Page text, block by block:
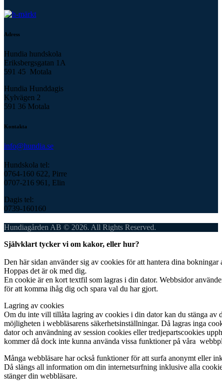
Adress
Hundia hundskola
Eriksbergsgatan 1A
591 45 Motala
Hundia Hunddagis
Kylvägen 2
591 36 Motala
Kontakta
info@hundia.se
Hundskola tel:
0764-160 622, Pirre
0707-216 961, Elin
Dagis tel:
0739-160160
Hundiagården AB © 2026. All Rights Reserved.
Självklart tycker vi om kakor, eller hur?
Den här sidan använder sig av cookies för att hantera dina bokningar
Hoppas det är ok med dig.
En cookie är en kort textfil som lagras i din dator. Webbsidor
för att komma ihåg dig och spara val du har gjort.
Lagring av cookies
Om du inte vill tillåta lagring av cookies i din dator kan du stänga av
möjligheten i webbläsarens säkerhetsinställningar. Då lagras inga
dator och användning av session cookies eller tredjepartscookies
kommer då dock inte kunna använda vissa funktioner på våra
Många webbläsare har också funktioner för att surfa anonymt eller
Då slängs all information om din internetsurfning inklusive alla
stänger din webbläsare.